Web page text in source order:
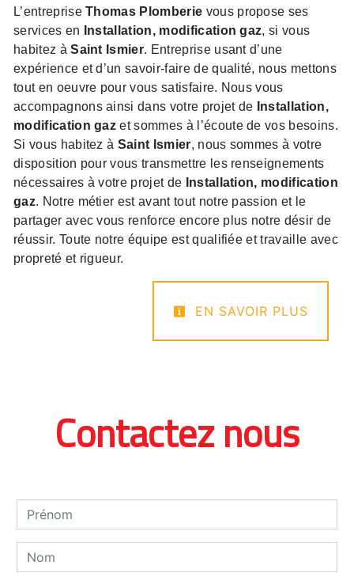
L’entrepriseThomas Plomberie vous propose ses
services en
Installation, modification gaz, si vous
habitez àSaint Ismier. Entreprise usant d’une
expérience et d’un savoir-faire de qualité, nous mettons
tout en oeuvre pour vous satisfaire. Nous vous
accompagnons ainsi dans votre projet de Installation,
modification gaz et sommes à l’écoute de vos besoins.
Si vous habitez à Saint Ismier, nous sommes à votre
disposition pour vous transmettre les renseignements
nécessaires à votre projet de Installation, modification
gaz. Notre métier est avant tout notre passion et le
partager avec vous renforce encore plus notre désir de
réussir. Toute notre équipe est qualifiée et travaille avec
propreté et rigueur.
EN SAVOIR PLUS
Contactez nous